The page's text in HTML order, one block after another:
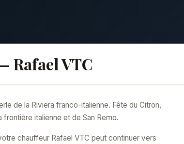
Rafael VTC
de la Riviera franco-italienne. Fête du Citron,
italienne et de San Remo.
chauffeur Rafael VTC peut continuer vers